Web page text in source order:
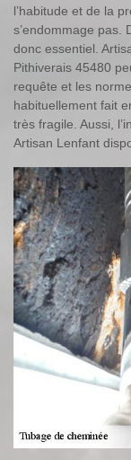
l’habitude et de la
s’endommage pas.
donc essentiel.
Pithiverais 45480
requête et les
habituellement fait
très fragile. Aussi,
Artisan Lenfant